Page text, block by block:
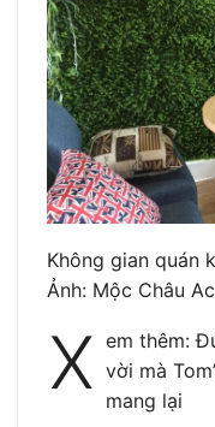
Không gian quán
Ảnh: Mộc Châu
X em thêm:
vời mà
mang lại